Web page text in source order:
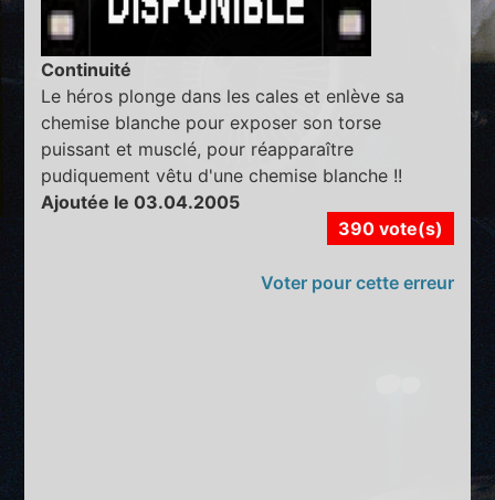
Continuité
Le héros plonge dans les cales et enlève sa
chemise blanche pour exposer son torse
puissant et musclé, pour réapparaître
pudiquement vêtu d'une chemise blanche !!
Ajoutée le 03.04.2005
390 vote(s)
Voter pour cette erreur